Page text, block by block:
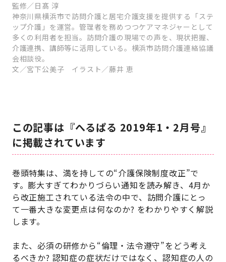
監修／日髙 淳
神奈川県横浜市で訪問介護と居宅介護支援を提供する「ステ
ップ介護」を運営。管理者を務めつつケアマネジャーとして
多くの利用者を担当。訪問介護の現場での声を、現状把握、
介護連携、講師等に活用している。横浜市訪問介護連絡協議
会相談役。
文／宮下公美子 イラスト／藤井 恵
この記事は『へるぱる 2019年1・2月号』
に掲載されています
巻頭特集は、満を持しての“介護保険制度改正”で
す。膨大すぎてわかりづらい通知を読み解き、4月か
ら改正施工されている法令の中で、訪問介護にとっ
て一番大きな変更点は何なのか? をわかりやすく解説
します。
また、必須の研修から“倫理・法令遵守”をどう考え
るべきか? 認知症の症状だけではなく、認知症の人の